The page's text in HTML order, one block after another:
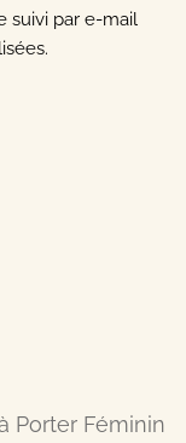
suivi par e-mail
Porter Féminin